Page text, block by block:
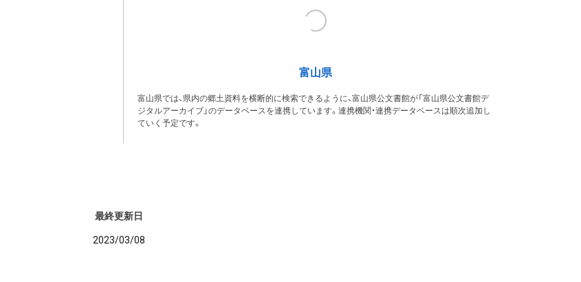
富山県
富山県では、県内の郷土資料を横断的に検索できるように、富山県公文書館が「富山県公文書館デ
ジタルアーカイブ」のデータベースを連携しています。連携機関・連携データベースは順次追加し
ていく予定です。
最終更新日
2023/03/08